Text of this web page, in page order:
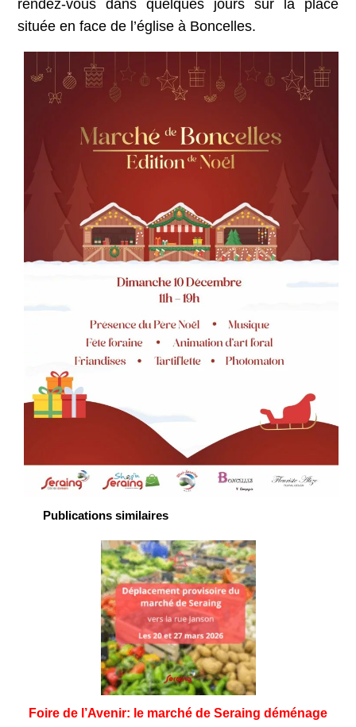
rendez-vous dans quelques jours sur la place
située en face de l’église à Boncelles.
Publications similaires
Foire de l’Avenir: le marché de Seraing déménage